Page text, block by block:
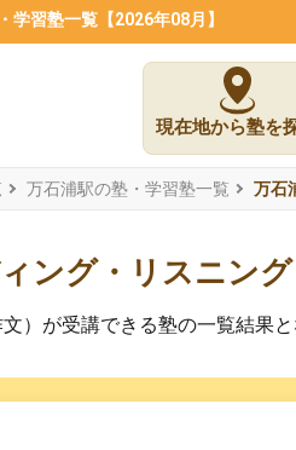
習塾一覧【2026年08月】
現在地から塾を
万石浦駅の塾・学習塾一覧 万石
ング・リスニン
が受講できる塾の一覧結果